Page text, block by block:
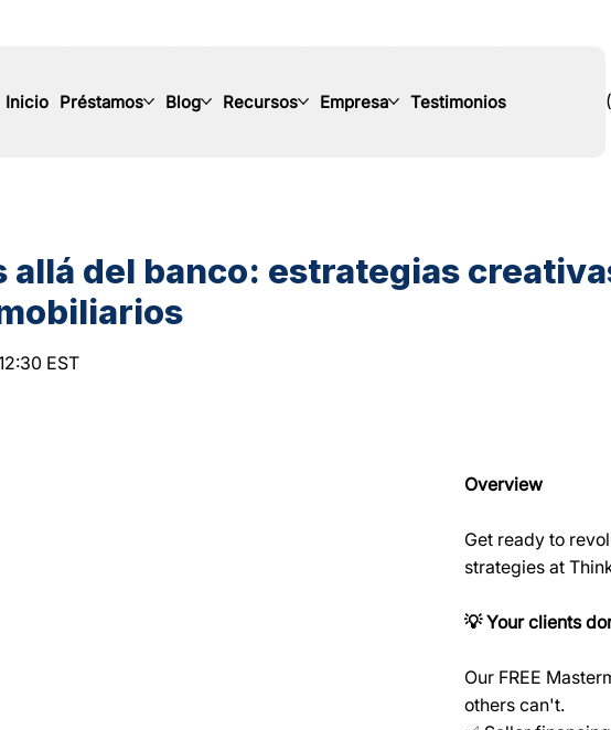
Inicio Préstamos Blog Recursos Empresa Testimonios
allá del banco: estrategias
EST
Overview
Get ready to
strategies at
💡 Your clients
Our FREE
others can't.